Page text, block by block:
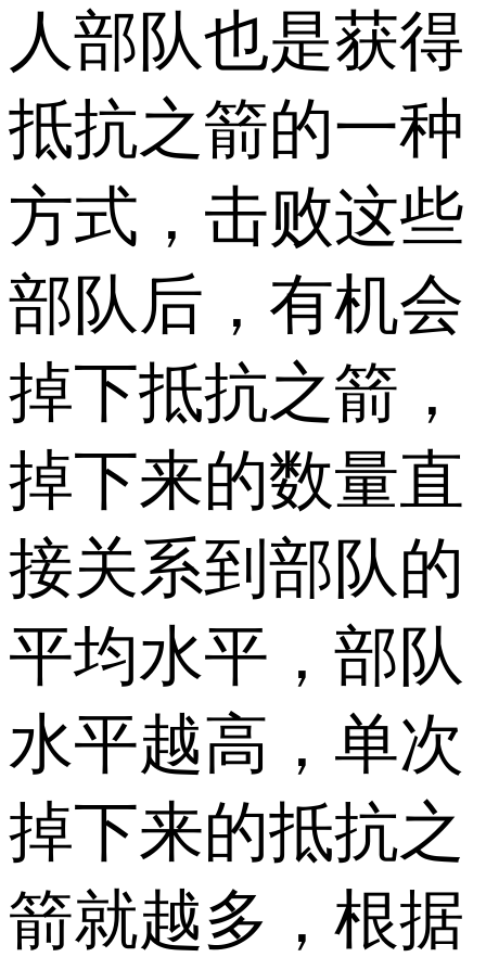
人部队也是获得
抵抗之箭的一种
方式，击败这些
部队后，有机会
掉下抵抗之箭，
掉下来的数量直
接关系到部队的
平均水平，部队
水平越高，单次
掉下来的抵抗之
箭就越多，根据